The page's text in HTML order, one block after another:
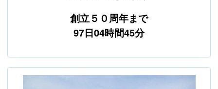
創立５０周年まで
97日04時間45分